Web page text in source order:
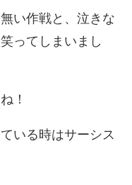
い作戦と、泣きな
ってしまいまし
！
いる時はサーシス